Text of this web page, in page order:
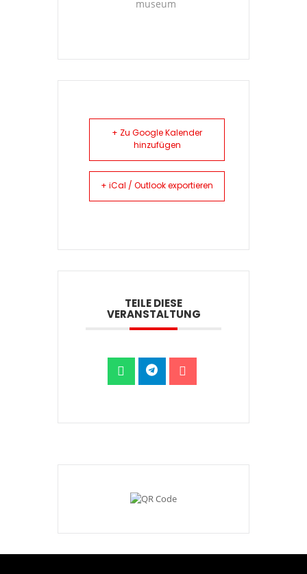
museum
+ Zu Google Kalender
hinzufügen
+ iCal / Outlook exportieren
TEILE DIESE
VERANSTALTUNG